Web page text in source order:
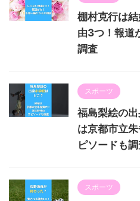
棚村克行は
由3つ！報道
調査
スポーツ
福島梨絵の
は京都市立
ピソードも
スポーツ